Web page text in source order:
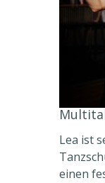
Lea ist
einen